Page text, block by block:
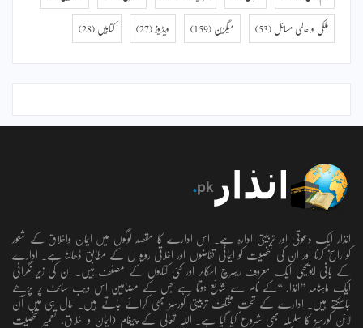
ملکی و عالمی مسائل (53) میگزین (159) ویڈیوز (27) کتابیں (28)
انذار ایک دعوتی اور تربیتی ادارہ ہے۔ اس ادارے کا مقصد لوگوں میں ایمان واخلاق کے شعور
کو راسخ کرنا اور ان کی شخصیت کو ایمانی تقاضوں اور اخلاقی رویو ں کے مطابق ڈھالنا ہے۔ ادارے
کے بانی ابویحییٰ ایک معروف ریسرچ اسکالر اور کئی کتابوں کے مصنف ہیں۔ ان کی زیر نگرانی
ایک ماہنامہ ’’انذار ‘‘کے نام سے شائع ہوتا ہے جس کے مضامین اس ویب سائٹ پر پڑھے
جاسکتے ہیں۔ ادارے کے تحت مختلف تربیتی کورسز بھی کرائے جاتے ہیں۔ حال ہی میں آن
لائن کورسز کا سلسلہ بھی شروع کیا گیا ہے۔ اللہ تعالٰی کے پیغام (ایمان و اخلاق، تعمیرِ شخصیت